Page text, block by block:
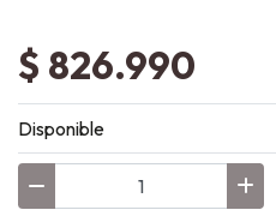
$ 826.990
Disponible